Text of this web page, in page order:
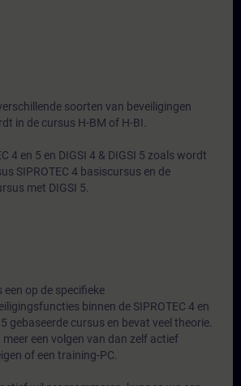
soorten van beveiligingen
in de cursus H-BM of H-BI.
4 en 5 en DIGSI 4 & DIGSI 5 zoals wordt
SIPROTEC 4 basiscursus en de
met DIGSI 5.
een op de specifieke
binnen de SIPROTEC 4 en
5 gebaseerde cursus en bevat veel theorie.
meer een volgen van dan zelf actief
of een training-PC.